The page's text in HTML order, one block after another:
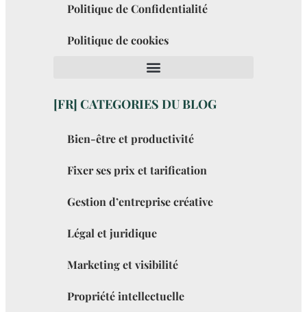
Politique de Confidentialité
Politique de cookies
[FR] CATEGORIES DU BLOG
Bien-être et productivité
Fixer ses prix et tarification
Gestion d’entreprise créative
Légal et juridique
Marketing et visibilité
Propriété intellectuelle